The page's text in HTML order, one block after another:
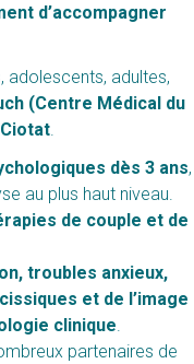
d’accompagner
adolescents, adultes,
(Centre Médical du
.
dès 3 ans,
au plus haut niveau.
de couple et de
troubles anxieux,
et de l’image
clinique.
partenaires de